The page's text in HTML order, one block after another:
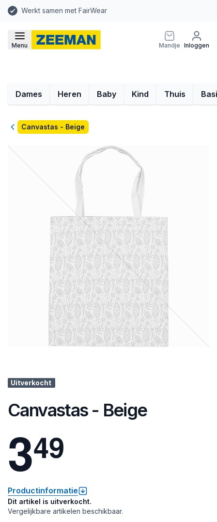
Werkt samen met FairWear
Menu Mandje Inloggen
Dames Heren Baby Kind Thuis
TerugCanvastas - Beige
Uitverkocht
Canvastas - Beige
349
Productinformatie
Dit artikel is uitverkocht.
Vergelijkbare artikelen beschikbaar.